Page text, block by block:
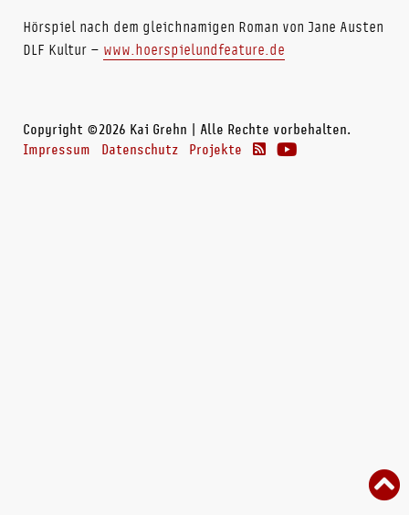
Hörspiel nach dem gleichnamigen Roman von Jane Austen
DLF Kultur – www.hoerspielundfeature.de
Copyright ©2026 Kai Grehn | Alle Rechte vorbehalten.
Impressum
Datenschutz Projekte